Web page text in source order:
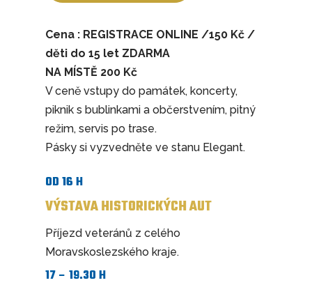
Cena : REGISTRACE ONLINE /150 Kč /
děti do 15 let ZDARMA
NA MÍSTĚ 200 Kč
V ceně vstupy do památek, koncerty,
piknik s bublinkami a občerstvením, pitný
režim, servis po trase.
Pásky si vyzvedněte ve stanu Elegant.
OD 16 H
VÝSTAVA HISTORICKÝCH AUT
Příjezd veteránů z celého
Moravskoslezského kraje.
17 – 19.30 H